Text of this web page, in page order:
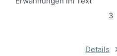
3
Details